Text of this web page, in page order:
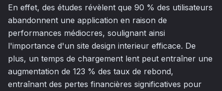
En effet, des études révèlent que 90 % des utilisateurs
abandonnent une application en raison de
performances médiocres, soulignant ainsi
l'importance d'un site design interieur efficace. De
plus, un temps de chargement lent peut entraîner une
augmentation de 123 % des taux de rebond,
entraînant des pertes financières significatives pour